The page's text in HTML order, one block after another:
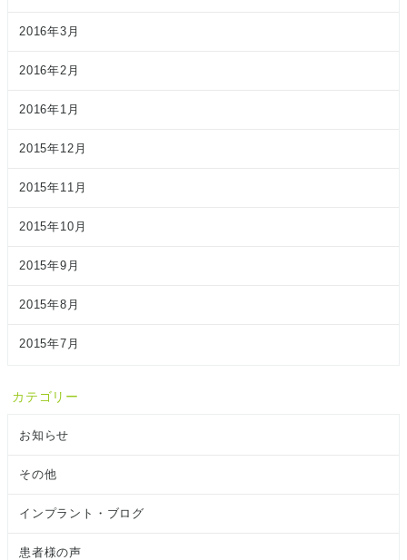
2016年3月
2016年2月
2016年1月
2015年12月
2015年11月
2015年10月
2015年9月
2015年8月
2015年7月
カテゴリー
お知らせ
その他
インプラント・ブログ
患者様の声